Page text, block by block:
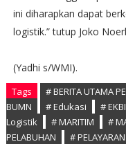
ini diharapkan dapat
logistik.” tutup Joko
(Yadhi s/WMI).
Tags # BERITA UTAMA
BUMN
# Edukasi #
Logistik
# MARITIM #
PELABUHAN
# PELAYARAN